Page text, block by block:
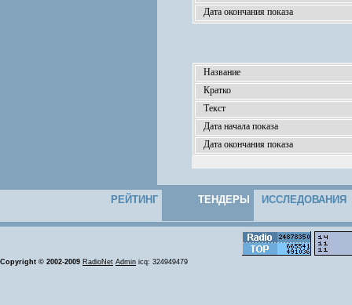
Дата окончания показа
Название
Кратко
Текст
Дата начала показа
Дата окончания показа
РЕЙТИНГ ТЕНДЕРЫ ИССЛЕДОВАНИЯ
Copyright © 2002-2009 RadioNet Admin icq: 324949479